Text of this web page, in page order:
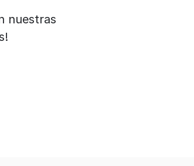
nuestras